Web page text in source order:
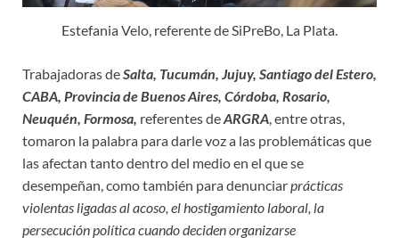
Estefania Velo, referente de SiPreBo, La Plata.
Trabajadoras deSalta, Tucumán, Jujuy, Santiago del Estero,
CABA, Provincia de Buenos Aires, Córdoba, Rosario,
Neuquén, Formosa, referentes deARGRA, entre otras,
tomaron la palabra para darle voz a las problemáticas que
las afectan tanto dentro del medio en el que se
desempeñan, como también para denunciarprácticas
violentas ligadas al acoso, el hostigamiento laboral, la
persecución política cuando deciden organizarse